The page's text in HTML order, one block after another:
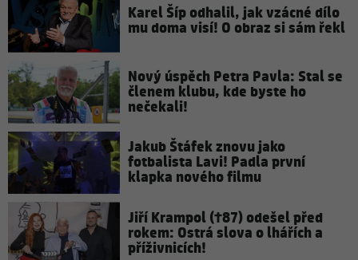
Karel Šíp odhalil, jak vzácné dílo
mu doma visí! O obraz si sám řekl
Nový úspěch Petra Pavla: Stal se
členem klubu, kde byste ho
nečekali!
Jakub Štáfek znovu jako
fotbalista Lavi! Padla první
klapka nového filmu
Jiří Krampol (†87) odešel před
rokem: Ostrá slova o lhářích a
příživnicích!